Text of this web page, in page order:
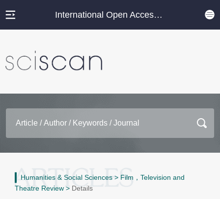
International Open Access Journal Platform
Humanities & Social Sciences > Film，Television and
Theatre Review > Details